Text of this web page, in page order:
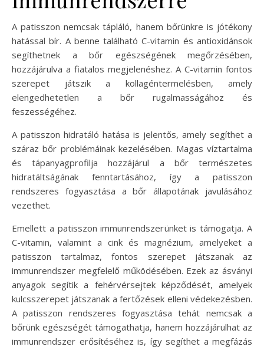
A patisszon nemcsak tápláló, hanem bőrünkre is jótékony
hatással bír. A benne található C-vitamin és antioxidánsok
segíthetnek a bőr egészségének megőrzésében,
hozzájárulva a fiatalos megjelenéshez. A C-vitamin fontos
szerepet játszik a kollagéntermelésben, amely
elengedhetetlen a bőr rugalmasságához és
feszességéhez.
A patisszon hidratáló hatása is jelentős, amely segíthet a
száraz bőr problémáinak kezelésében. Magas víztartalma
és tápanyagprofilja hozzájárul a bőr természetes
hidratáltságának fenntartásához, így a patisszon
rendszeres fogyasztása a bőr állapotának javulásához
vezethet.
Emellett a patisszon immunrendszerünket is támogatja. A
C-vitamin, valamint a cink és magnézium, amelyeket a
patisszon tartalmaz, fontos szerepet játszanak az
immunrendszer megfelelő működésében. Ezek az ásványi
anyagok segítik a fehérvérsejtek képződését, amelyek
kulcsszerepet játszanak a fertőzések elleni védekezésben.
A patisszon rendszeres fogyasztása tehát nemcsak a
bőrünk egészségét támogathatja, hanem hozzájárulhat az
immunrendszer erősítéséhez is, így segíthet a megfázás